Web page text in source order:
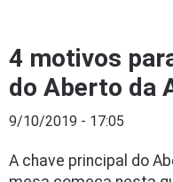
4 motivos
do Aberto da
9/10/2019 - 17:05
A chave principal do